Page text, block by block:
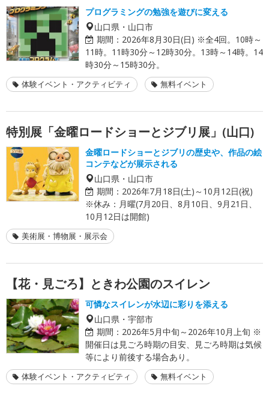
プログラミングの勉強を遊びに変える
山口県・山口市
期間： 2026年8月30日(日) ※全4回。10時～
11時。11時30分～12時30分。13時～14時。14
時30分～15時30分。
体験イベント・アクティビティ 無料イベント
特別展「金曜ロードショーとジブリ展」(山口)
金曜ロードショーとジブリの歴史や、作品の絵
コンテなどが展示される
山口県・山口市
期間： 2026年7月18日(土)～10月12日(祝)
※休み：月曜(7月20日、8月10日、9月21日、
10月12日は開館)
美術展・博物展・展示会
【花・見ごろ】ときわ公園のスイレン
可憐なスイレンが水辺に彩りを添える
山口県・宇部市
期間： 2026年5月中旬～2026年10月上旬 ※
開催日は見ごろ時期の目安、見ごろ時期は気候
等により前後する場合あり。
体験イベント・アクティビティ 無料イベント